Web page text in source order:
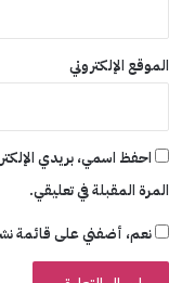
الموقع الإلكتروني
احفظ اسمي، بريدي
المرة المقبلة في تعليقي.
نعم، أضفني على قائمة